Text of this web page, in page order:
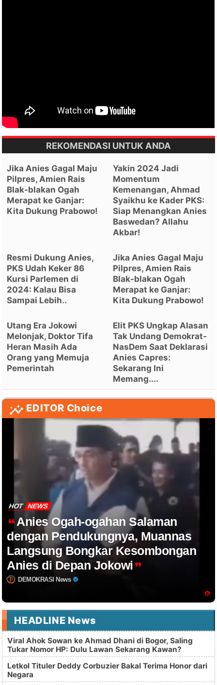
REKOMENDASI UNTUK ANDA
Jika Anies Gagal Maju
Pilpres, Amien Rais
Blak-blakan Ogah
Merapat ke Ganjar:
Kita Dukung Prabowo!
Yakin 2024 Jadi
Momentum
Kemenangan, Ahmad
Syaikhu ke Kader PKS:
Siap Menangkan Anies
Baswedan? Allahu
Akbar!
Resmi Dukung Anies,
PKS Udah Keker 86
Kursi Parlemen di
2024: Kalau Bisa
Sampai Lebih..
Jika Anies Gagal Maju
Pilpres, Amien Rais
Blak-blakan Ogah
Merapat ke Ganjar:
Kita Dukung Prabowo!
Utang Era Jokowi
Melonjak, Doktor Tifa
Heran Masih Ada
Orang yang Memuja
Pemerintah
Elit PKS Ungkap Alasan
Tak Undang Demokrat-
NasDem Saat Deklarasi
Anies Capres:
Sekarang Ini
Memang....
EDITOR Choice
HOT NEWS
Anies Ogah-ogahan Salaman
dengan Pendukungnya, Muannas
Langsung Bongkar Kesombongan
Anies di Depan Jokowi
DEMOKRASI News
HEADLINE News
Viral Ahok Sowan ke Ahmad Dhani di Bogor, Saling
Tukar Nomor HP: Dulu Lawan Sekarang Kawan?
Letkol Tituler Deddy Corbuzier Bakal Terima Honor dari
Negara